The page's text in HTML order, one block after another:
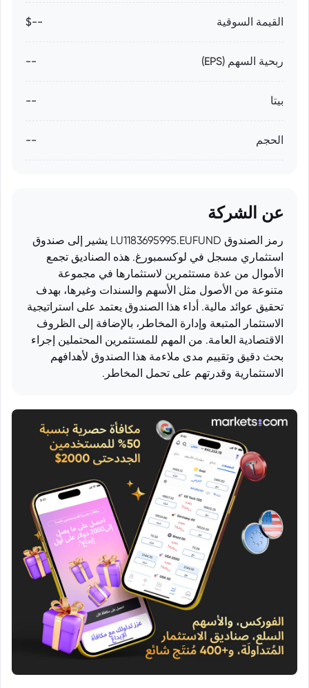
القيمة السوقية --$
ربحية السهم (EPS) --
بيتا --
الحجم --
عن الشركة
رمز الصندوق LU1183695995.EUFUND يشير إلى صندوق
استثماري مسجل في لوكسمبورغ. هذه الصناديق تجمع
الأموال من عدة مستثمرين لاستثمارها في مجموعة
متنوعة من الأصول مثل الأسهم والسندات وغيرها، بهدف
تحقيق عوائد مالية. أداء هذا الصندوق يعتمد على استراتيجية
الاستثمار المتبعة وإدارة المخاطر، بالإضافة إلى الظروف
الاقتصادية العامة. من المهم للمستثمرين المحتملين إجراء
بحث دقيق وتقييم مدى ملاءمة هذا الصندوق لأهدافهم
الاستثمارية وقدرتهم على تحمل المخاطر.